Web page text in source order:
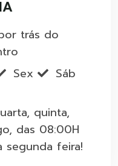
trás do
Sex
Sáb
quinta,
das 08:00H
segunda feira!